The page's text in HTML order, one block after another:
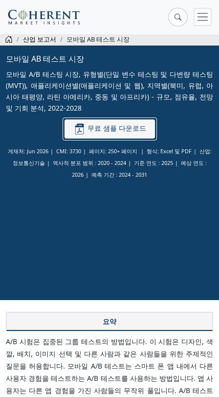
산업 보고서 모바일 AB 테스트 시장
모바일 AB 테스트 시장
모바일 A/B 테스팅 시장, 유형별(단일 변수 테스팅 및 다변량 테스팅
(MVT)), 애플리케이션별(애플리케이션 및 웹), 지역별(북미, 유럽, 아
시아 태평양, 라틴 아메리카, 중동 및 아프리카) - 규모, 점유율, 전망
및 기회 분석, 2022-2028
무료 샘플 다운로드
게재처: Jun 2026 CMI: 3730 페이지: 250+ 페이지 형식: Excel 및 PDF
산업:
정보통신기술
역사적 분포 범위 : 2020 - 2024 기준 연도 : 2025
예상 연도 :
2026
예측 기간 : 2024 - 2031
요약
A/B 시험은 집중된 그룹 테스트의 방법입니다. 이 시험은 디자인, 색
깔, 배치, 이미지 선택 및 다른 사람과 같은 사람들을 위한 주제적인
질문을 허용합니다. 모바일 A/B 테스트는 스마트 폰 앱 내에서 다른
사용자 경험을 테스트하는 A/B 테스트를 사용하는 방법입니다. 앱 사
용자는 다른 앱 경험을 가진 사람들의 무작위 풀입니다. A/B 테스트